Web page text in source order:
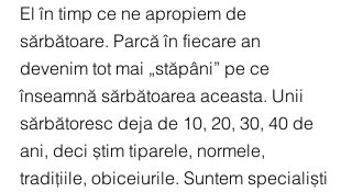
El în timp ce ne apropiem de
sărbătoare. Parcă în fiecare an
devenim tot mai „stăpâni” pe ce
înseamnă sărbătoarea aceasta. Unii
sărbătoresc deja de 10, 20, 30, 40 de
ani, deci știm tiparele, normele,
tradițiile, obiceiurile. Suntem specialiști